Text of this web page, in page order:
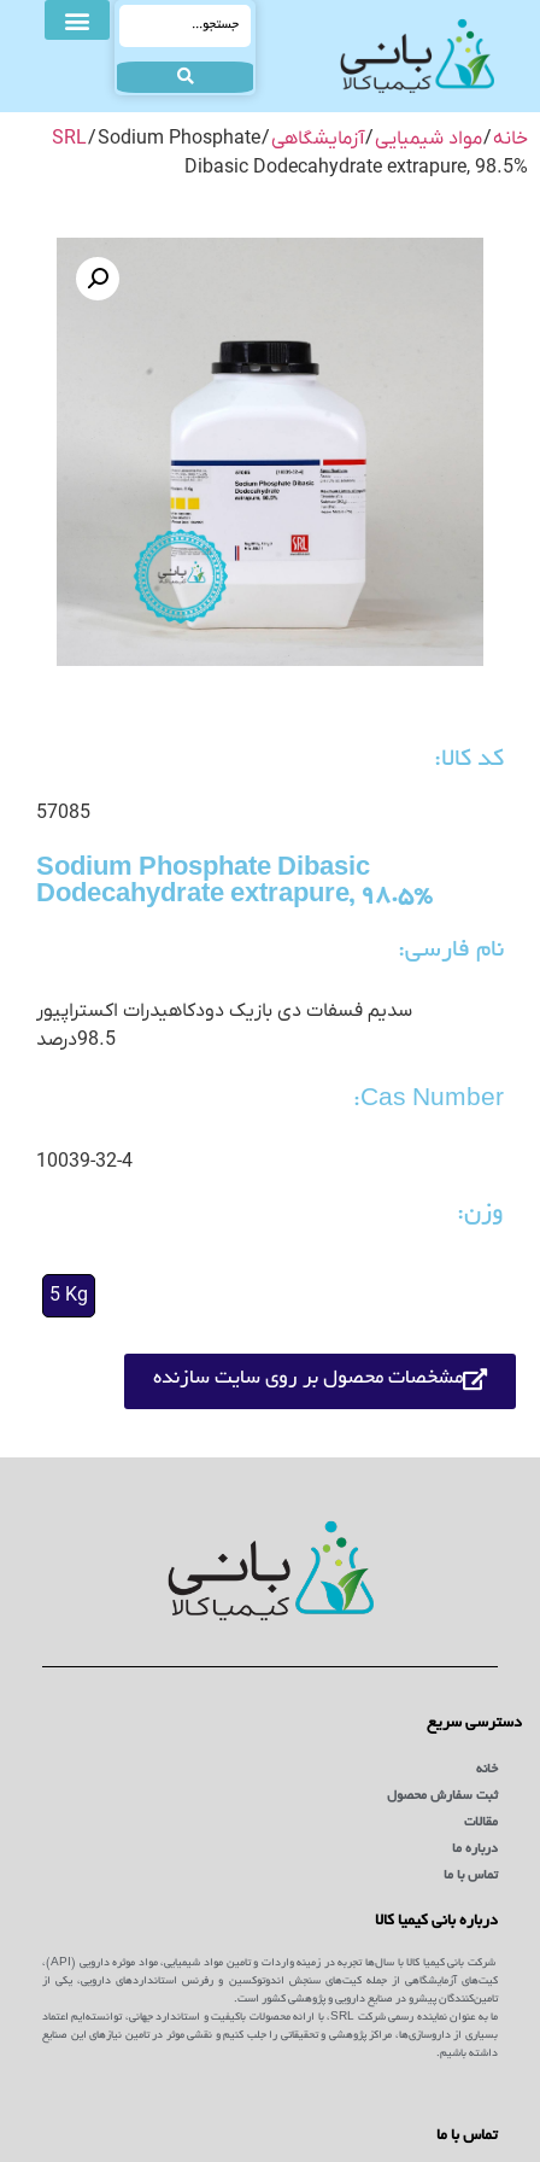
خانه/مواد شیمیایی/آزمایشگاهی/
SRL/ Sodium Phosphate
Dibasic Dodecahydrate extrapure, 98.5%
کد کالا:
57085
Sodium Phosphate Dibasic
Dodecahydrate extrapure, 98.5%
نام فارسی:
سدیم فسفات دی بازیک دودکاهیدرات اکستراپیور
98.5درصد
Cas Number:
10039-32-4
وزن:
5 Kg
مشخصات محصول بر روی سایت سازنده
دسترسی سریع
خانه
ثبت سفارش محصول
مقالات
درباره ما
تماس با ما
درباره بانی کیمیا کالا
شرکت بانی کیمیا کالا با سال‌ها تجربه در زمینه واردات و تامین مواد شیمیایی، مواد موثره دارویی (API)،
کیت‌های آزمایشگاهی از جمله کیت‌های سنجش اندوتوکسین و رفرنس استانداردهای دارویی، یکی از
تامین‌کنندگان پیشرو در صنایع دارویی و پژوهشی کشور است.
ما به عنوان نماینده رسمی شرکت SRL، با ارائه محصولات باکیفیت و استاندارد جهانی، توانسته‌ایم اعتماد
بسیاری از داروسازی‌ها، مراکز پژوهشی و تحقیقاتی را جلب کنیم و نقشی موثر در تامین نیازهای این صنایع
داشته باشیم.
تماس با ما